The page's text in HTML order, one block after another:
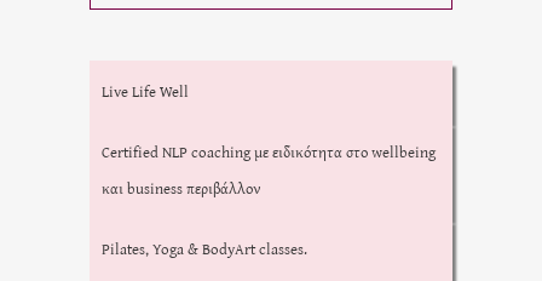
Live Life Well
Certified NLP coaching με ειδικότητα στο wellbeing
και business περιβάλλον
Pilates, Yoga & BodyArt classes.